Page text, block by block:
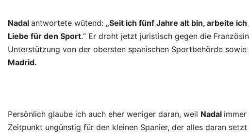
Nadal antwortete wütend: „Seit ich fünf Jahre alt bin, arbeite
Liebe für den Sport.“ Er droht jetzt juristisch gegen die
Unterstützung von der obersten spanischen Sportbehörde
Madrid.
Persönlich glaube ich auch eher weniger daran, weil Nadal immer
Zeitpunkt ungünstig für den kleinen Spanier, der alles daran